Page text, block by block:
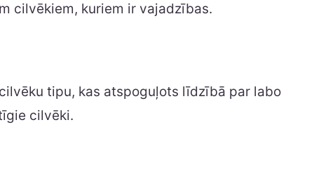
cilvēkiem, kuriem ir vajadzības.
tipu, kas atspoguļots līdzībā par labo
cilvēki.